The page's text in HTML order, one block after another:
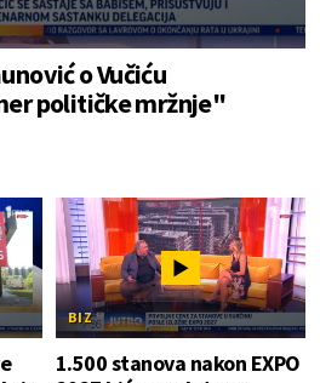
o Vučiću
političke mržnje"
BIZ
1.500 stanova nakon EXPO